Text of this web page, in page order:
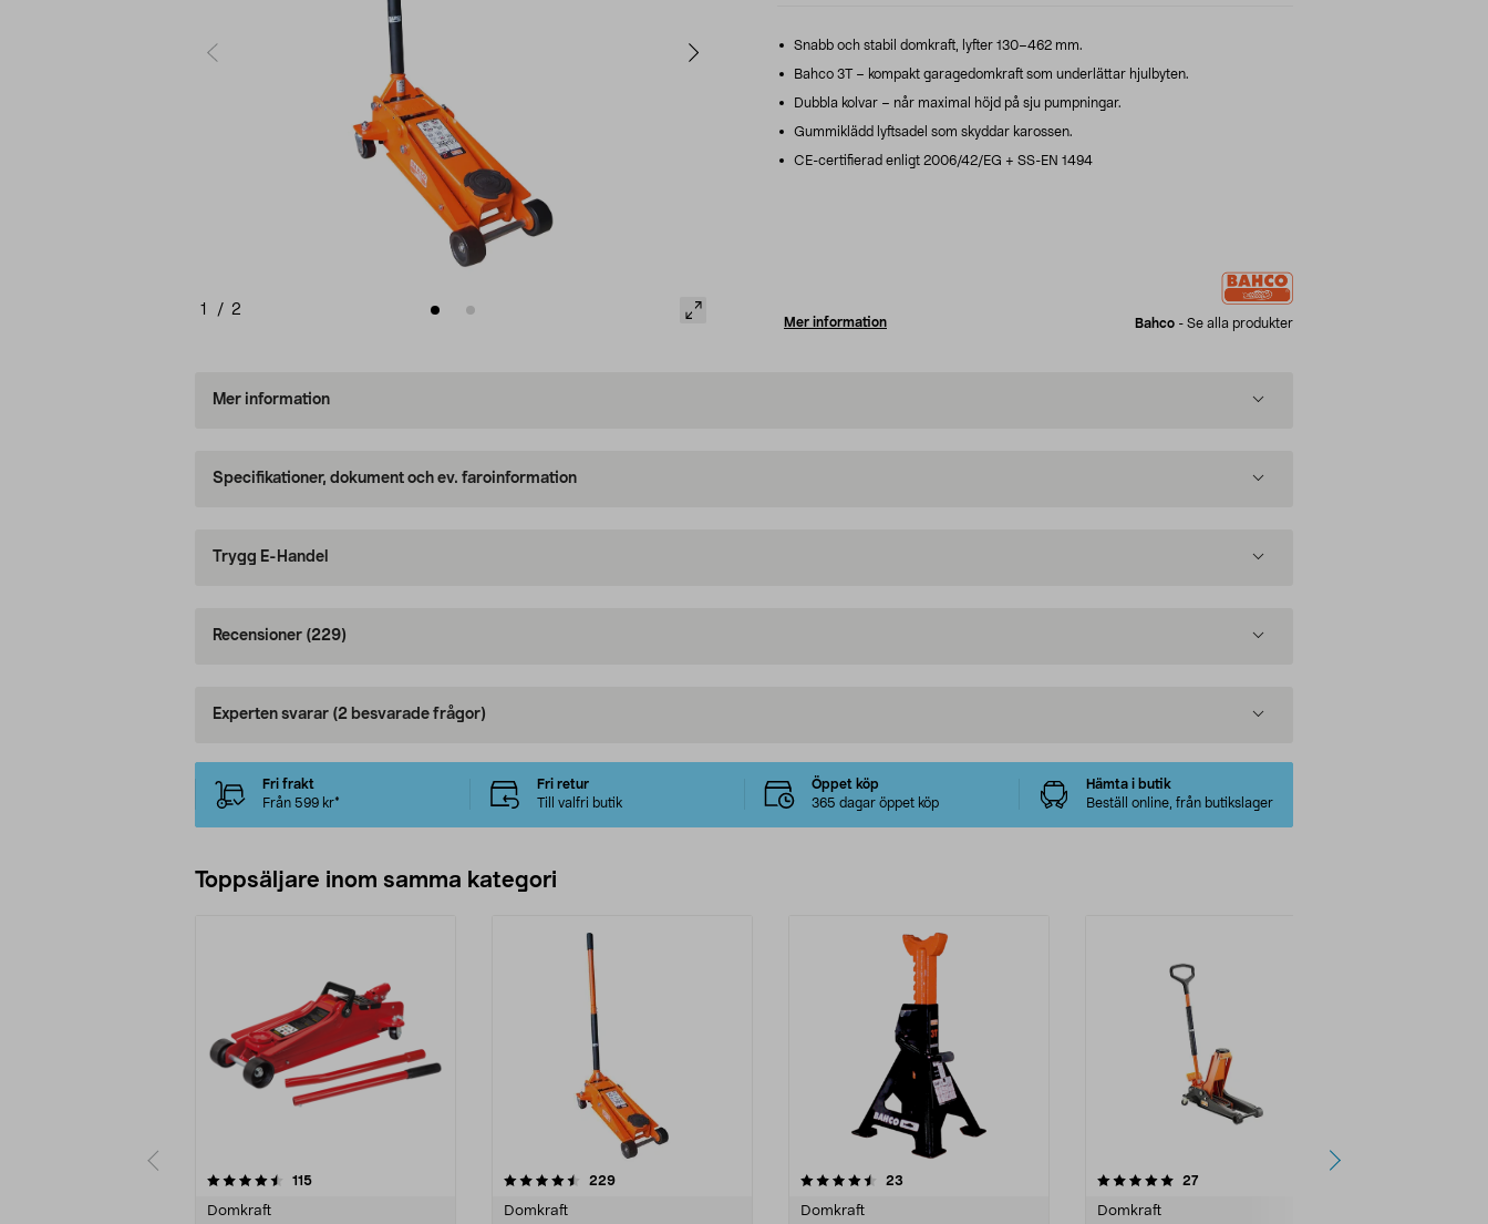
1 / 2
Snabb och stabil domkraft, lyfter 130–462 mm.
Bahco 3T – kompakt garagedomkraft som underlättar hjulbyten.
Dubbla kolvar – når maximal höjd på sju pumpningar.
Gummiklädd lyftsadel som skyddar karossen.
CE-certifierad enligt 2006/42/EG + SS-EN 1494
Mer information Bahco - Se alla produkter
Mer information
Specifikationer, dokument och ev. faroinformation
Trygg E-Handel
Recensioner (229)
Experten svarar (2 besvarade frågor)
Fri frakt
Från 599 kr*
Fri retur
Till valfri butik
Öppet köp
365 dagar öppet köp
Hämta i butik
Beställ online, från butikslager
Toppsäljare inom samma kategori
115recensioner
Domkraft
4.5 av 5 stjärnor 229recensioner
Domkraft
4.5 av 5 stjärnor 23
Domkraft
5.0 av 5 stjärnor 27recensioner
Domkraft
4.0 av 5 stjärnor